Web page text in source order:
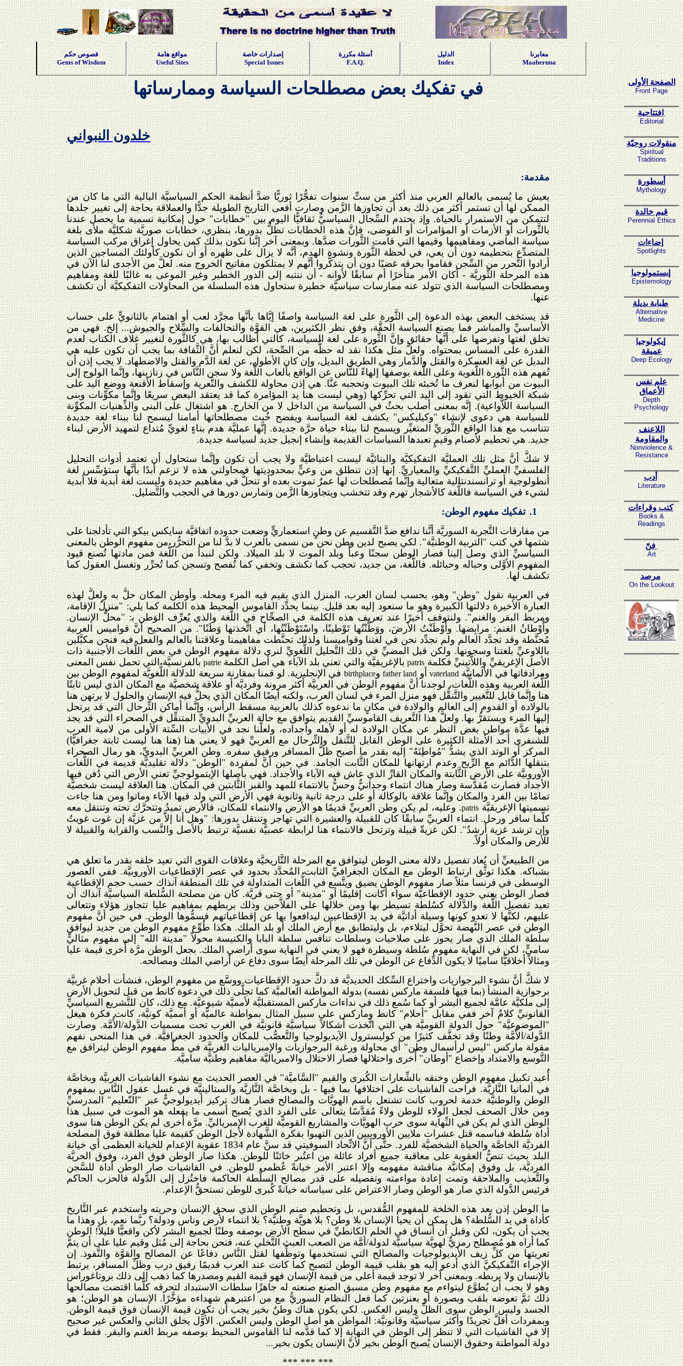
فصوص حكم
Gems of Wisdom
مواقع هامة
Useful Sites
إصدارات خاصة
Special Issues
أسئلة مكررة
F.A.Q.
الدليل
Index
معابرنا
Maaberuna
في تفكيك بعض مصطلحات السياسة وممارساتها
خلدون النبواني
مقدمة:
يعيش ما يُسمى بالعالم العربي منذ أكثر من ستِّ سنوات تفجُّرًا ثوريًّا ضدَّ أنظمة الحكم السياسيَّة البالية التي ما كان من
الممكن لها أن تستمر أكثر من ذلك بعد أن تجاوزها الزَّمن وصارت أفعى التاريخ الطويلة جدًّا والعملاقة بحاجة إلى تغيير جلدها
لتتمكن من الاستمرار بالحياة. وإذ يحتدم السِّجال السياسيُّ ثقافيًّا اليوم بين "خطابات" حول إمكانية تسمية ما يحصل عندنا
بالثَّورات أو الأزمات أو المؤامرات أو الفوضى، فإنَّ هذه الخطابات تظلُّ بدورها، بنظري، خطابات صوريَّة شكليَّة ملأى بلغة
سياسة الماضي ومفاهيمها وقيمها التي قامت الثَّورات ضدَّها. وبمعنى آخر إنَّنا نكون بذلك كمن يحاول إغراق مركب السياسة
المتصدِّع بتحطيمه دون أن يعي، في لحظة الثَّورة ونشوة الهدم، أنَّه لا يزال على ظهره أو أن نكون كأولئك المساجين الذين
أرادوا التَّحرر من السِّجن فقاموا بحرقه غضبًا دون أن يتذكَّروا أنَّهم لا يمتلكون مفاتيح الخروج منه. لعلَّ من الأجدى لنا الآن في
هذه المرحلة الثَّوريَّة - أكان الأمر متأخرًا أم سابقًا لأوانه - أن ننتبه إلى الدور الخطير وغير الموعى به غالبًا للغة ومفاهيم
ومصطلحات السياسة الذي تتولد عنه ممارسات سياسيَّة خطيرة ستحاول هذه السلسلة من المحاولات التفكيكيَّة أن تكشف
عنها.
قد يستخف البعض بهذه الدعوة إلى الثَّورة على لغة السياسة واصفًا إيَّاها بأنَّها مجرَّد لعب أو اهتمام بالثانويٍّ على حساب
الأساسيِّ والمباشر فما يصنع السياسة الحقَّة، وفق نظر الكثيرين، هي القوَّة والتحالفات والسِّلاح والجيوش... إلخ. فهي من
تخلق لغتها وتفرضها على أنَّها حقائق وإنَّ الثَّورة على لغة السياسة، كالتي أطالب بها، هي كالثَّورة لتغيير غلاف الكتاب لعدم
القدرة على المساس بمحتواه. ولعلَّ مثل هكذا نقد له حظُّه من الصِّحة، لكن لنعلم أنَّ الثَّقافة بما يجب أن تكون عليه هي
البديل عن لغة العسكرة والقتل والدَّمار وهي الطريق البديل، وإن كان الأطول، عن لغة الدَّم والقتل والاضطهاد. لا يجب إذن أن
تُفهم هذه الثَّورة اللُّغوية وعلى اللُّغة بوصفها إلهاءً للنَّاس عن الواقع بألعاب اللُّغة ولا سجن النَّاس في زنازينها، وإنَّما الولوج إلى
البيوت من أبوابها لنعرف ما تُخبئه تلك البيوت وتحجبه عنَّا. هي إذن محاولة للكشف والتَّعرية وإسقاط الأقنعة ووضع اليد على
شبكة الخيوط التي تقود إلى اليد التي تحرِّكها (وهي ليست هنا يد المؤامرة كما قد يعتقد البعض سريعًا وإنَّما مكوِّنات وبنى
السياسة اللاَّواعية). إنَّه بمعنى أصلب بحثٌ في السياسة من الداخل لا من الخارج. هو اشتغال على البنى والذِّهنيات المكوِّنة
للسياسة هي دعوى لإنشاء "وكيليكس" يكشف لغة السياسة ويفضح خُبث مصطلحاتها أمامنا ليسمح لنا ببناء لغة جديدة
تتناسب مع هذا الواقع الثَّوريِّ المتغيِّر ويسمح لنا ببناء حياة حرَّة جديدة. إنَّها عمليَّة هدم بناءٍ لغويِّ مُتداع لتمهيد الأرض لبناء
جديد. هي تحطيم لأصنام وقيمٍ تعبدها السياسات القديمة وإنشاء إنجيل جديد لسياسة جديدة.
لا شكَّ أنَّ مثل تلك العمليَّة التفكيكيَّة والبنائيَّة ليست اعتباطيَّة ولا يجب أن تكون وإنَّما ستحاول أن تعتمد أدوات التحليل
الفلسفيِّ العمليِّ التَّفكيكيِّ والمعياريِّ. إنها إذن تنطلق من وعيٍّ بمحدوديتها فمحاولتي هذه لا تزعم أبدًا بأنَّها ستؤسِّس لغة
أنطولوجية أو ترانسندنتالية متعالية وإنَّما مُصطلحات لها عمرٌ تموت بعده أو تنحلُّ في مفاهيم جديدة وليست لغة أبدية فلا أبدية
لشيء في السياسة فاللُّغة كالأشجار تهرم وقد تتخشب ويتجاوزها الزَّمن وتمارس دورها في الحجب والتَّضليل.
1.
تفكيك مفهوم الوطن:
من مفارقات التَّجربة السوريَّة أنَّنا ندافع ضدَّ التَّقسيم عن وطنٍ استعماريٍّ وضعت حدوده اتفاقيَّة سايكس بيكو التي تأدلجنا على
شتمها في كتب "التربية الوطنيَّة".لكي يصبح لدين وطن نحن من نسمى بالعرب لا بدَّ لنا من التحرُّر من مفهوم الوطن بالمعنى
السياسيِّ الذي وصل إلينا فصار الوطن سجنًا وعبأً وبلد الموت لا بلد الميلاد. ولكن لنبدأ من اللُّغة فمن مادتها تُصنع قيود
المفهوم الأوَّلى وحباله وحبائله. فاللُّغة، من جديد، تحجب كما تكشف وتخفي كما تُفصح وتسجن كما تُحرِّر وتغسل العقول كما
تكشف لها.
في العربية نقول "وطن" وهو، بحسب لسان العرب، المنزل الذي يقيم فيه المرء ومحله. وأوطن المكان حلَّ به ولعلَّ لهذه
العبارة الأخيرة دلالتها الكبيرة وهو ما سنعود إليه بعد قليل. بينما يحدِّد القاموس المحيط هذه الكلمة كما يلي: "منزلُ الإقامة،
ومربط البقر والغنم". ولنتوقف أخيرًا عند تعريف هذه الكلمة في الصحِّاح في اللُّغة والذي يُعرِّف الوَطن ﺑ: "محلُّ الإنسان.
وأَوْطانُ الغنم: مرابِضها. وأَوْطَنْتُ الأرضَ، ووَطَّنْتُها تَوْطينًا، واسْتَوْطَنْتُها، أي اتَّخذتها وَطَنًا". من الصحيح أنَّ قواميس العربية
مُحنَّطة وقد تجدَّد العالم ولم نجدِّد نحن في لغتنا وقواميسنا ولذلك تحنَّطت مفاهيمنا وعلاقتنا بالعالم والفعل فيه فنحن مكبَّلين
باللاوعيِّ بلغتنا وسجونها. ولكن قبل المضيِّ في ذلك التَّحليل اللُّغويِّ لنرى دلالة مفهوم الوطن في بعض اللُّغات الأجنبية ذات
الأصل الإغريقيِّ واللاَّتينيِّ فكلمةpatris بالإغريقيَّة والتي تعني بلد الآباء هي أصل الكلمةpatrie بالفرنسيَّة التي تحمل نفس المعنى
ومرادفاتها في الألمانيَّةvaterland أوfather land وbirthplace في الإنجليزية. لو قمنا بمقارنة سريعة للدلالة اللُّغويَّة لمفهوم الوطن بين
اللُّغة العربية وهذه اللُّغات، لوجدنا أنَّ مفهوم الوطن في العربيَّة أكثر مرونة وفرديَّة أو علاقة شخصيَّة مع المكان الذي ليس ثابتًا
هنا وإنَّما قابل للتَّغيير والتَّنقُّل فهو منزل المرء في لسان العرب، ولكنه أيضًا المكان الذي يحلُّ فيه الإنسان والحلول لا يرتهن هنا
بالولادة أو القدوم إلى العالم والولادة في مكانٍ ما ندعوه كذلك بالعربية مسقط الرأس، وإنَّما أماكن التِّرحال التي قد يرتحل
إليها المرء ويستقرُّ بها. ولعلَّ هذا التَّعريف القاموسيِّ القديم يتوافق مع حالة العربيِّ البدويِّ المتنقِّل في الصحراء التي قد يجد
فيها عدَّة مواطن بغض النظر عن مكان الولادة له أو لأهله وأجداده، ولعلَّنا نجد في الأبيات السِّتة الأولى من لامية العرب
للشنفرى أحد الأمثلة الكثيرة على الوطن القابل للتَّنقل والتِّرحال مع العربيِّ فهو لا يعني هنا (هنا هنا ليست ثابتة جغرافيًّا)
المركز أو الوتد الذي يشدُّ "مُواطِنَهُ" إليه بقدر ما أصبح ظلُّ المسافر ورفيق سفره. وطن العربيِّ البدويِّ، هو رمال الصحراء
بتنقلها الدَّائم مع الرِّيح وعدم ارتهانها للمكان الثَّابت الجامد. في حين أنَّ لمفردة "الوطن" دلالة تقليديَّة قديمة في اللُّغات
الأوروبيَّة على الأرض الثَّابتة والمكان القارِّ الذي عاش فيه الآباء والأجداد. فهي بأصلها الإيتمولوجيِّ تعني الأرض التي دُفن فيها
الأجداد فصارت مُقدَّسة وصار هناك انتماء وجدانيٌّ وحسُّ بالانتماء للمهد والقبر الثَّابتين في المكان. هنا العلاقة ليست شخصيَّة
تمامًا بين الفرد والمكان وإنَّما علاقة بالوكالة أو على درجة ثانية وثانوية فهي الأرض التي ولد فيها الآباء وماتوا ومن هنا جاءت
تسميتها الإغريقيَّةpatris. وعليه، لم يكن وطن العربيِّ قديمًا هو الأرض والانتماء للمكان، فالأرض تميدُ وتتحرَّك تحته وتنتقل معه
كلَّما سافر ورحل. انتماء العربيِّ سابقًا كان للقبيلة والعشيرة التي تهاجر وتنتقل بدورها: "وهل أنا إلاَّ من غزيَّة إن غوت غويتُ
وإن ترشد غزية أرشدُ". لكن غزيةّ قبيلة وترتحل فالانتماء هنا لرابطة عصبيَّة نفسيَّة ترتبط بالأصل والنَّسب والقرابة والقبيلة لا
للأرض والمكان أولاً.
من الطبيعيِّ أن يُعاد تفصيل دلالة معنى الوطن ليتوافق مع المرحلة التَّاريخيَّة وعلاقات القوى التي تعيد خلقه بقدر ما تعلق هي
بشباكه. هكذا توثَّق ارتباط الوطن مع المكان الجغرافيِّ الثابت المُحدَّد بحدود في عصر الإقطاعيات الأوروبيَّة. ففي العصور
الوسطى في فرنسا مثلاً صار مفهوم الوطن يضيق ويتَّسع في اللُّغات المتداولة في تلك المنطقة آنذاك حسب حجم الإقطاعية
فصار الوطن يعني حدود الإقطاعيَّة سواء أكانت إقليمًا أو "مدينة" أو حتى قريَّة. كان من مصلحة السُّلطة السياسيَّة آنذاك أن
تعيد تفصيل اللُّغة والدَّلالة كسُلطة تسيطر بها ومن خلالها على الفلاَّحين وذلك بربطهم بمفاهيم عليا تتجاوز هؤلاء وتتعالى
عليهم، لكنَّها لا تعدو كونها وسيلة أداتيَّة في يد الإقطاعيين ليدافعوا بها عن إقطاعياتهم فسمُّوها الوطن. في حين أنَّ مفهوم
الوطن في عصر النَّهضة تحوَّل ليتلاءم، بل وليتطابق مع أرض الملك أو بلد الملك. هكذا طُوِّع مفهوم الوطن من جديد ليوافق
سلطة الملك الذي صار يحوز على صلاحيات وسلطات تنافس سلطة البابا والكنيسة محولاً "مدينة الله" إلى مفهوم مثاليٍّ
ساميٍّ، لكن في النهاية مفهوم سُلطة وسيطرة فهو لا يعني في النهاية سوى أراضي الملك. بجعل الوطن مرَّة أُخرى قيمة عليا
ومثالاً أخلاقيًّا ساميًا لا يكون الدِّفاع عن الوطن في تلك المرحلة أيضًا سوى دفاع عن أراضي الملك ومصالحه.
لا شكَّ أنَّ نشوء البرجوازيات واختراع السِّكك الحديديَّة قد دكَّ حدود الإقطاعيات ووسَّع من مفهوم الوطن، فنشأت أحلام غربيَّة
برجوازية المنشأ (بما فيها فلسفة ماركس نفسه) بدولة المواطنة العالميَّة كما تجلَّى ذلك في دعوة كانط من قبل لتحويل الأرض
إلى ملكيَّة عامَّة لجميع البشر أو كما سُمع ذلك في نداءات ماركس المستقبليَّة لأمميَّة شيوعيَّة. مع ذلك، كان للتَّشريع السياسيِّ
القانونيِّ كلامٌ آخر ففي مقابل "أحلام" كانط وماركس على سبيل المثال بمواطنة عالميَّة أو أمميَّة كونيَّة، كانت فكرة هيغل
"الموضوعيَّة" حول الدولة القوميَّة هي التي اتَّخذت أشكالاً سياسيَّة قانونيَّة في الغرب تحت مسميات الدَّولة/الأُمَّة. وصارت
الدَّولة/الأُمَّة وطنًا وقد تخفَّف كثيرًا من كوليسترول الآيديولوجيا والتَّعصُّب للمكان والحدود الجغرافيَّة. في هذا المنحى نفهم
مقولة ماركس "ليس لرأسمال وطن" أي محاولة ورغبة البرجوازيات والإمبرياليات الغربيَّة في مطِّ مفهوم الوطن ليترافق مع
التَّوسع والامتداد وإخضاع "أوطان" أُخرى واحتلالها فصار الاحتلال والامبرياليَّة مفاهيم وطنيَّة ساميَّة.
أُعيد تكبيل مفهوم الوطن وخنقه بالشِّعارات الكُبرى والقيم "السَّاميَّة" في العصر الحديث مع نشوء الفاشيات الغربيَّة وبخاصَّة
في ألمانيا النَّازيَّة. فراحت الفاشيات على اختلافها بما فيها - بل وبخاصَّة النَّازيَّة والستالينيَّة في غسل عقول النَّاس بمفهوم
الوطن والوطنيَّة خدمة لحروب كانت تشتعل باسم الهويَّات والمصالح فصار هناك تركيز أيديولوجيٌّ عبر "التّعليم" المدرسيِّ
ومن خلال الصحف لجعل الولاء للوطن ولاءً مُقدَّسًا يتعالى على الفرد الذي يُصبح أسمى ما يفعله هو الموت في سبيل هذا
الوطن الذي لم يكن في النِّهاية سوى حرب الهويَّات والمشاريع القوميَّة للغرب الإمبرياليِّ. مرَّة أُخرى لم يكن الوطن هنا سوى
أداة سُلطة فباسمه قتل عشرات ملايين الأوروبيين الذين التهبوا بفكرة الشَّهادة لأجل الوطن كقيمة عليا مطلقة فوق المصلحة
الفرديَّة الخاصَّة والحياة الشخصيَّة للفرد. حتَّى أنَّ الاتِّحاد السوفيتي قد سنَّ عام 1834 عقوبة الإعدام للخيانة العظمى أي خيانة
البلد بحيث تنصُّ العقوبة على معاقبة جميع أفراد عائلة من اعتُبر خائنًا للوطن. هكذا صار الوطن فوق الفرد، وفوق الحريَّة
الفرديَّة، بل وفوق إمكانيَّة مناقشة مفهومه وإلا اعتبر الأمر خيانةً عُظمى للوطن. في الفاشيات صار الوطن أداة للسَّجن
والتَّعذيب والملاحقة وتمت إعادة مواءمته وتفصيله على قدر مصالح السلُّطة الحاكمة فاختُزل إلى الدَّولة فالحزب الحاكم
فرئيس الدَّولة الذي صار هو الوطن وصار الاعتراض على سياساته خيانةً كُبرى للوطن تستحقُّ الإعدام.
ما الوطن إذن بعد هذه الخلخة للمفهوم المُّقدس، بل وتحطيم صنم الوطن الذي سحق الإنسان وحريته واستخدم عبر التَّاريخ
كأداة في يد السُّلطة؟ هل يمكن أن يحيا الإنسان بلا وطن؟ بلا هويَّة وطنيَّة؟ بلا انتماء لأرض وناس ودولة؟ ربَّما نعم، بل وهذا ما
يجب أن يكون، لكن وقبل أن أنساق في الحلم الكانطيِّ في سطح الأرض بوصفه وطنًا لجميع البشر لأكن واقعيًّا قليلاً! الوطن
كما أراه هو مُصطلح رمزيٌّ لهويَّة سياسيَّة لدولة/أمَّة من الصعب العبث التَّخلي عنه، فنحن بحاجة إلى مُثل وقيم عليا على أن يتمَّ
تعريتها من كلِّ زيف الأيديولوجيات والمصالح التي تستخدمها وتوظِّفها لقتل النَّاس دفاعًا عن المصالح والقوَّة والنَّفوذ. إن
الإجراء التَّفكيكيَّ الذي أدعو إليه هو بقلب قيمة الوطن لتصبح كما كانت عند العرب قديمًا رفيق درب وظلِّ المسافر، يرتبط
بالإنسان ولا يربطه. وبمعنى آخر لا توجد قيمة أعلى من قيمة الإنسان فهو قيمة القيم ومصدرها كما ذهب إلى ذلك بروتاغوراس
وهو لا يجب أن يُطوَّع ليتواءم مع مفهوم وطن مسبق الصنع صنعته له جاهزًا سلطات الاستبداد لتحرقه كلَّما اقتضت مصالحها
ذلك ثمَّ تعوضه بلقب وبصورة أو بعنزتين كما فعل النظام السوريُّ مع من اعتبرهم شهداءه مؤخَّرًا. الإنسان هو الوطن؛ هو
الجسد وليس الوطن سوى الظلِّ وليس العكس. لكي يكون هناك وطنٌ بخير يجب أن تكون قيمة الإنسان فوق قيمة الوطن.
وبمفردات أقلَّ تجريدًا وأكثر سياسيَّة وقانونيَّة: المواطن هو أصل الوطن وليس العكس. الأوَّل يخلق الثاني والعكس غير صحيح
إلا في الفاشيات التي لا تنظر إلى الوطن في النهاية إلا كما قدَّمه لنا القاموس المحيط بوصفه مربط الغنم والبقر. فقط في
دولة المواطنة وحقوق الإنسان يُصبح الوطن بخير لأنَّ الإنسان يكون بخير...
*** *** ***
الصفحة الأولى
Front Page
افتتاحية
Editorial
منقولات روحيّة
Spiritual
Traditions
أسطورة
Mythology
قيم خالدة
Perennial Ethics
إضاءات
Spotlights
إبستمولوجيا
Epistemology
طبابة بديلة
Alternative
Medicine
إيكولوجيا
عميقة
Deep Ecology
علم نفس
الأعماق
Depth
Psychology
اللاعنف
والمقاومة
Nonviolence &
Resistance
أدب
Literature
كتب وقراءات
Books &
Readings
فنّ
Art
مرصد
On the Lookout